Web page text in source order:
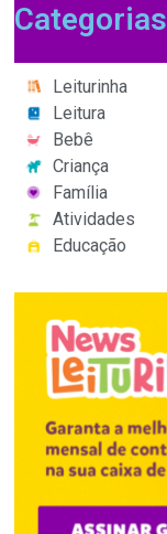
Categorias
Leiturinha
Leitura
Bebê
Criança
Família
Atividades
Educação